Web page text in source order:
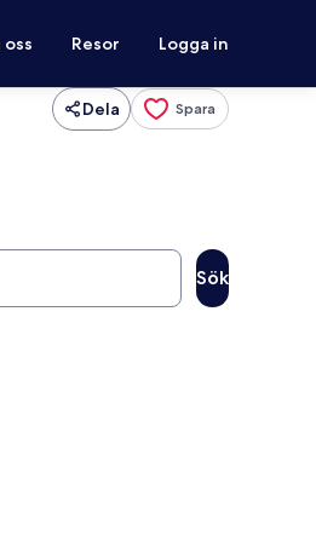
Resor Logga in
Dela Spara
Sök